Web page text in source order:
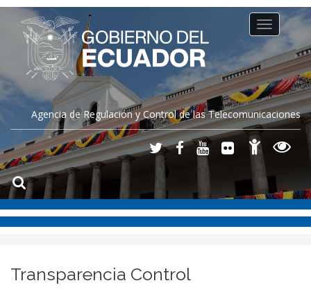
Agencia de Regulación y Control de las Telecomunicaciones
Toggle
navigation
Transparencia Control